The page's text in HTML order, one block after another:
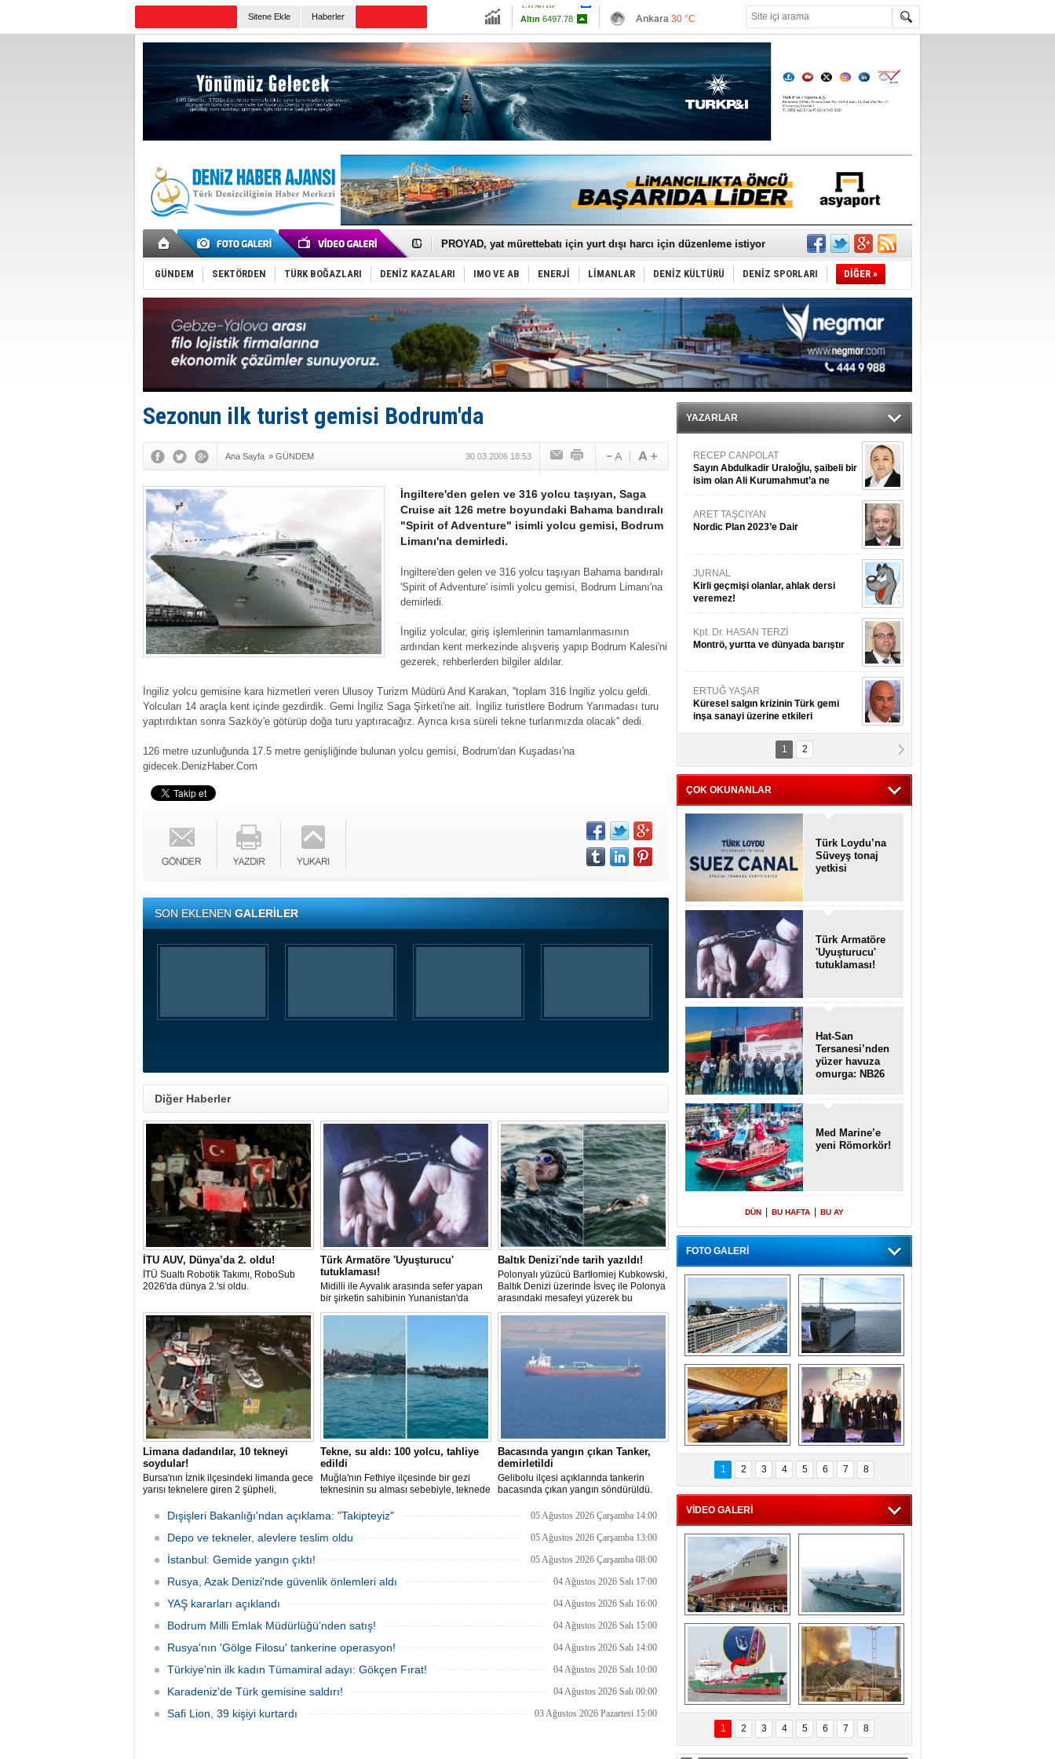
Sitene Ekle Haberler
Altın 6497.78
Euro54.9517
Ankara 30 °C
Antalya28 °C
Muğla 26 °C
Çanakkale 32 °C
İTU AUV, Dünya’da 2. oldu!
PROYAD, yat mürettebatı için yurt dışı harcı için düzenleme istiyor
Türkiye-Irak enerji hattında yeni dönem başlıyor
Türk Armatöre 'Uyuşturucu' tutuklaması!
Deniz turizminde yeni ‘Ceza Rejimi’!
DÖDER, 28. Dönem Yönetim Kurulu Başkanını seçti!
Fairline, Türkiye’de ‘SoleMarin’i seçti
Baltık Denizi'nde tarih yazıldı!
Runit kubbesi okyanusun derinliklerinde halkı tehdit ediyor
Limana dadandılar, 10 tekneyi soydular!
Türk Loydu’na Süveyş tonaj yetkisi
Hüseyin Mengi: “Yapay Zekâ, Ustanın yerini alamaz”
Hat-San Tersanesi’nden yüzer havuza omurga: NB26
Med Marine’e yeni Römorkör!
GÜNDEM SEKTÖRDEN TÜRK BOĞAZLARI DENİZ KAZALARI IMO VE AB ENERJİ LİMANLAR DENİZ KÜLTÜRÜ DENİZ SPORLARI DİĞER »
Sezonun ilk turist gemisi Bodrum'da
Ana Sayfa » GÜNDEM 30.03.2006 18:53
İngiltere'den gelen ve 316 yolcu taşıyan, Saga
Cruise ait 126 metre boyundaki Bahama bandıralı
"Spirit of Adventure" isimli yolcu gemisi, Bodrum
Limanı'na demirledi.
İngiltere'den gelen ve 316 yolcu taşıyan Bahama bandıralı
'Spirit of Adventure' isimli yolcu gemisi, Bodrum Limanı'na
demirledi.
İngiliz yolcular, giriş işlemlerinin tamamlanmasının
ardından kent merkezinde alışveriş yapıp Bodrum Kalesi'ni
gezerek, rehberlerden bilgiler aldılar.
İngiliz yolcu gemisine kara hizmetleri veren Ulusoy Turizm Müdürü And Karakan, ''toplam 316 İngiliz yolcu geldi.
Yolcuları 14 araçla kent içinde gezdirdik. Gemi İngiliz Saga Şirketi'ne ait. İngiliz turistlere Bodrum Yarımadası turu
yaptırdıktan sonra Sazköy'e götürüp doğa turu yaptıracağız. Ayrıca kısa süreli tekne turlarımızda olacak'' dedi.
126 metre uzunluğunda 17.5 metre genişliğinde bulunan yolcu gemisi, Bodrum'dan Kuşadası'na
gidecek. DenizHaber.Com
SON EKLENENGALERİLER
Diğer Haberler
İTU AUV, Dünya’da 2. oldu!
İTÜ Sualtı Robotik Takımı, RoboSub
2026'da dünya 2.'si oldu.
Türk Armatöre 'Uyuşturucu'
tutuklaması!
Midilli ile Ayvalık arasında sefer yapan
bir şirketin sahibinin Yunanistan'da
tutuklandığı bildirildi.
Baltık Denizi'nde tarih yazıldı!
Polonyalı yüzücü Bartłomiej Kubkowski,
Baltık Denizi üzerinde İsveç ile Polonya
arasındaki mesafeyi yüzerek bu
başarının ilk örneği olarak tarihe geçti.
Limana dadandılar, 10 tekneyi
soydular!
Bursa'nın İznik ilçesindeki limanda gece
yarısı teknelere giren 2 şüpheli,
çaldı. Olay, güvenlik kameralarına
yansıdı, tekne sahiplerinin ihbarıyla
jandarma inceleme başlattı.
Tekne, su aldı: 100 yolcu, tahliye
edildi
Muğla'nın Fethiye ilçesinde bir gezi
teknesinin su alması sebebiyle, teknede
teknenin batmaması için bölgede
kurtarma çalışması başlatıldı.
Bacasında yangın çıkan Tanker,
demirletildi
Gelibolu ilçesi açıklarında tankerin
bacasında çıkan yangın söndürüldü.
Sahası'na demirletildi.
Dışişleri Bakanlığı'ndan açıklama: "Takipteyiz" 05 Ağustos 2026 Çarşamba 14:00
Depo ve tekneler, alevlere teslim oldu 05 Ağustos 2026 Çarşamba 13:00
İstanbul: Gemide yangın çıktı! 05 Ağustos 2026 Çarşamba 08:00
Rusya, Azak Denizi'nde güvenlik önlemleri aldı 04 Ağustos 2026 Salı 17:00
YAŞ kararları açıklandı 04 Ağustos 2026 Salı 16:00
Bodrum Milli Emlak Müdürlüğü’nden satış! 04 Ağustos 2026 Salı 15:00
Rusya'nın 'Gölge Filosu' tankerine operasyon! 04 Ağustos 2026 Salı 14:00
Türkiye'nin ilk kadın Tümamiral adayı: Gökçen Fırat! 04 Ağustos 2026 Salı 10:00
Karadeniz'de Türk gemisine saldırı! 04 Ağustos 2026 Salı 00:00
Safi Lion, 39 kişiyi kurtardı 03 Ağustos 2026 Pazartesi 15:00
YAZARLAR
RECEP CANPOLAT
Sayın Abdulkadir Uraloğlu, şaibeli bir
isim olan Ali Kurumahmut’a ne
danışıyorsunuz?
ARET TAŞCIYAN
Nordic Plan 2023’e Dair
JURNAL
Kirli geçmişi olanlar, ahlak dersi
veremez!
Kpt. Dr. HASAN TERZİ
Montrö, yurtta ve dünyada barıştır
ERTUĞ YAŞAR
Küresel salgın krizinin Türk gemi
inşa sanayi üzerine etkileri
Kpt. MESUT AZMİ GÖKSOY
ithafen...
1 2
ÇOK OKUNANLAR
Türk Loydu’na
Süveyş tonaj
yetkisi
Türk Armatöre
'Uyuşturucu'
tutuklaması!
Hat-San
Tersanesi’nden
yüzer havuza
omurga: NB26
Med Marine’e
yeni Römorkör!
DÜN BU HAFTA BU AY
FOTO GALERİ
“Gemi içinde gemi”
konsepti ile MSC
Splendida
Dünyada tek!
Denizaltı yüzer
havuzu intikal
seyrine başladı
MSC'den 55 milyon
euroluk turizm geliri
müjdesi
5. Bosphorus Ship
Brokers Dinner,
İstanbul’da yapıldı
1 2 3 4 5 6 7 8
VİDEO GALERİ
Çeksan Tersanesi,
Başaran Bayrak
tankerini suya
indirdi
TCG Anadolu,
tersane teknik
seyrini tamamladı
Göçmenlerin
imdadına Türk
sahipli MINA DENIZ
yetişti
Milas’taki yangın
yeniden termik
santrallere doğru
ilerliyor
1 2 3 4 5 6 7 8